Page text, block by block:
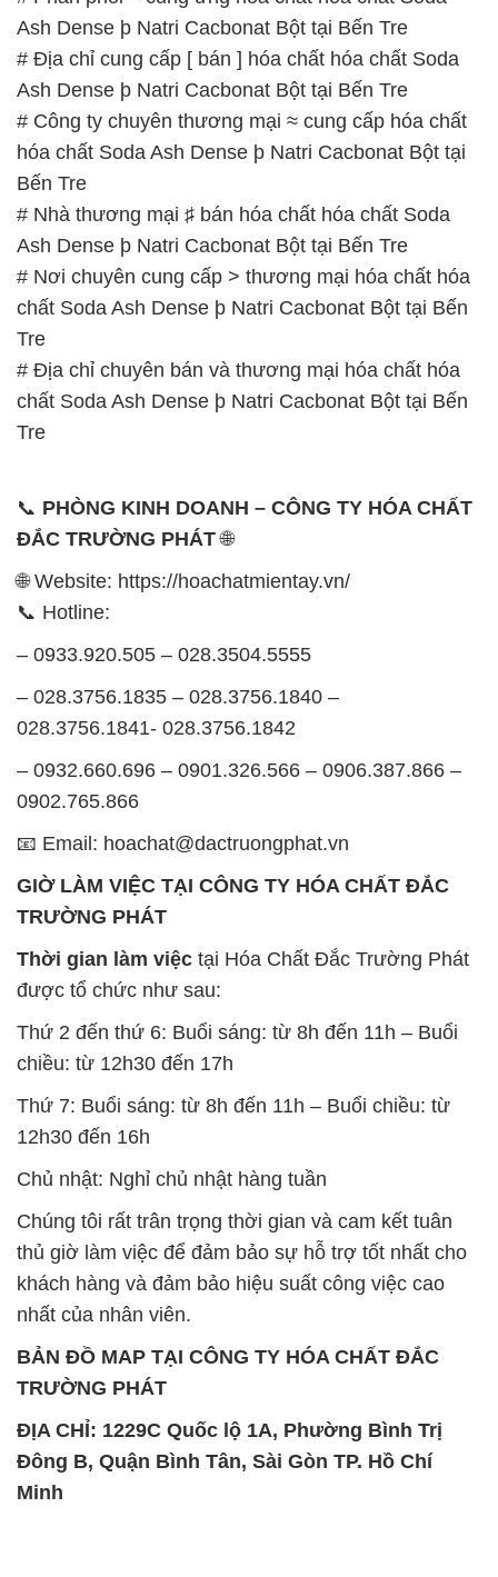
Ash Dense þ Natri Cacbonat Bột tại Bến Tre
# Địa chỉ cung cấp [ bán ] hóa chất hóa chất Soda
Ash Dense þ Natri Cacbonat Bột tại Bến Tre
# Công ty chuyên thương mại ≈ cung cấp hóa chất
hóa chất Soda Ash Dense þ Natri Cacbonat Bột tại
Bến Tre
# Nhà thương mại ♯ bán hóa chất hóa chất Soda
Ash Dense þ Natri Cacbonat Bột tại Bến Tre
# Nơi chuyên cung cấp > thương mại hóa chất hóa
chất Soda Ash Dense þ Natri Cacbonat Bột tại Bến
Tre
# Địa chỉ chuyên bán và thương mại hóa chất hóa
chất Soda Ash Dense þ Natri Cacbonat Bột tại Bến
Tre
📞 PHÒNG KINH DOANH – CÔNG TY HÓA CHẤT
ĐẮC TRƯỜNG PHÁT🌐
🌐 Website: https://hoachatmientay.vn/
📞 Hotline:
– 0933.920.505 – 028.3504.5555
– 028.3756.1835 – 028.3756.1840 –
028.3756.1841- 028.3756.1842
– 0932.660.696 – 0901.326.566 – 0906.387.866 –
0902.765.866
📧 Email: hoachat@dactruongphat.vn
GIỜ LÀM VIỆC TẠI CÔNG TY HÓA CHẤT ĐẮC
TRƯỜNG PHÁT
Thời gian làm việc tại Hóa Chất Đắc Trường Phát
được tổ chức như sau:
Thứ 2 đến thứ 6: Buổi sáng: từ 8h đến 11h – Buổi
chiều: từ 12h30 đến 17h
Thứ 7: Buổi sáng: từ 8h đến 11h – Buổi chiều: từ
12h30 đến 16h
Chủ nhật: Nghỉ chủ nhật hàng tuần
Chúng tôi rất trân trọng thời gian và cam kết tuân
thủ giờ làm việc để đảm bảo sự hỗ trợ tốt nhất cho
khách hàng và đảm bảo hiệu suất công việc cao
nhất của nhân viên.
BẢN ĐỒ MAP TẠI CÔNG TY HÓA CHẤT ĐẮC
TRƯỜNG PHÁT
ĐỊA CHỈ: 1229C Quốc lộ 1A, Phường Bình Trị
Đông B, Quận Bình Tân, Sài Gòn TP. Hồ Chí
Minh